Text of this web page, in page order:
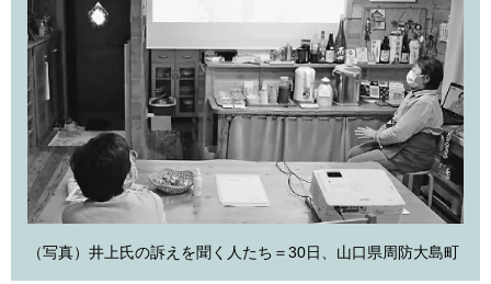
（写真）井上氏の訴えを聞く人たち＝30日、山口県周防大島町